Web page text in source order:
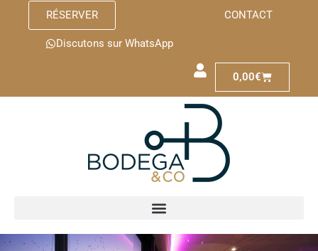
RÉSERVER CONTACT
Discutons sur WhatsApp
0,00€